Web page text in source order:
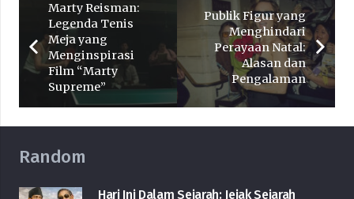
Marty Reisman:
Legenda Tenis
Meja yang
Menginspirasi
Film “Marty
Supreme”
Publik Figur yang
Menghindari
Perayaan Natal:
Alasan dan
Pengalaman
Random
Hari Ini Dalam Sejarah: Jejak Sejarah